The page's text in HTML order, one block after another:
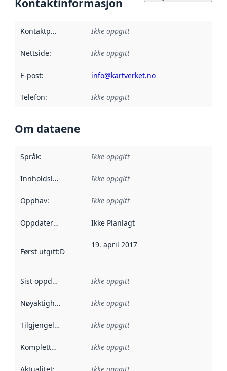
Kontaktinformasjon
Kontaktpunkt Ikke oppgitt
Nettside: Ikke oppgitt
E-post: info@kartverket.no
Telefon: Ikke oppgitt
Om dataene
Språk: Ikke oppgitt
Innholdsleverandører :
Ikke oppgitt
Opphav: Ikke oppgitt
Oppdateringsfrekvens :
Ikke Planlagt
Først utgitt:Denne datoen sier når dataene i dette
19. april 2017
Sist oppdatert Ikke oppgitt
Nøyaktighet Ikke oppgitt
Tilgjengelighet Ikke oppgitt
Kompletthet Ikke oppgitt
Aktualitet: Ikke oppgitt